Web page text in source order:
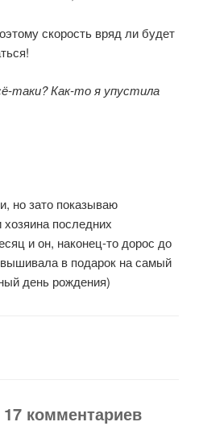
скорость вряд ли будет
таки? Как-то я упустила
но зато показываю
последних
и он, наконец-то дорос до
в подарок на самый
день рождения)
комментариев